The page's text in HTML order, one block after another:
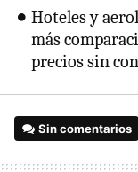
Hoteles y
más
precios sin
Sin comentarios